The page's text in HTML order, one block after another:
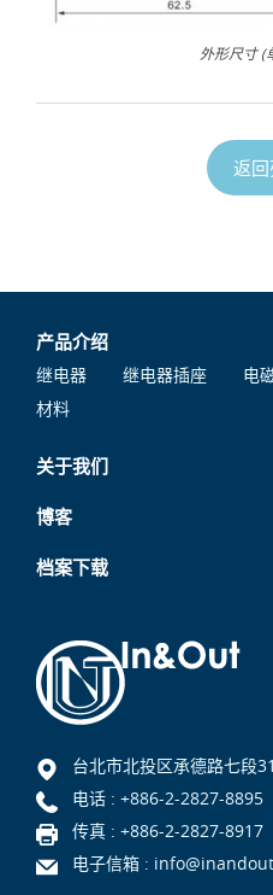
外形尺寸 (
返
产品介绍
继电器 继电器插座 电
材料
关于我们
博客
档案下载
台北市北投区承德路七段
电话 : +886-2-2827-8895
传真 : +886-2-2827-8917
电子信箱 :